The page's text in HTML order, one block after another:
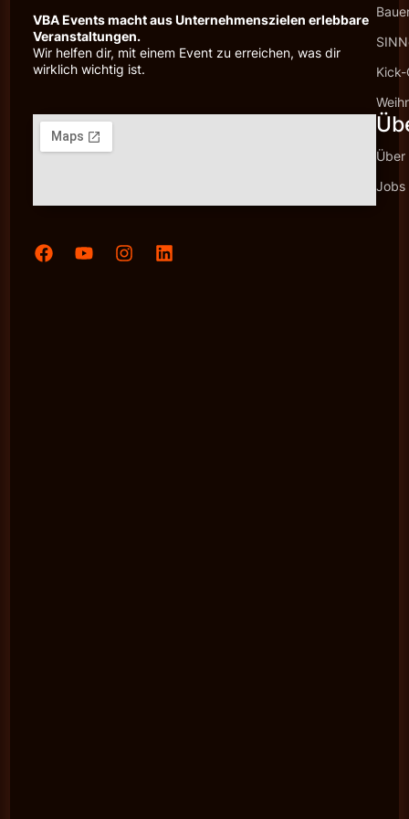
VBA Events macht aus Unternehmenszielen erlebbare
Veranstaltungen.
Wir helfen dir, mit einem Event zu erreichen, was dir
wirklich wichtig ist.
Über
Jobs